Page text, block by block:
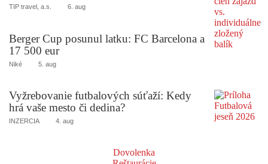
TIP travel, a.s. 6. aug
Berger Cup posunul latku: FC Barcelona a
17 500 eur
Niké 5. aug
Vyžrebovanie futbalových súťaží: Kedy
hrá vaše mesto či dedina?
INZERCIA 4. aug
Dovolenka